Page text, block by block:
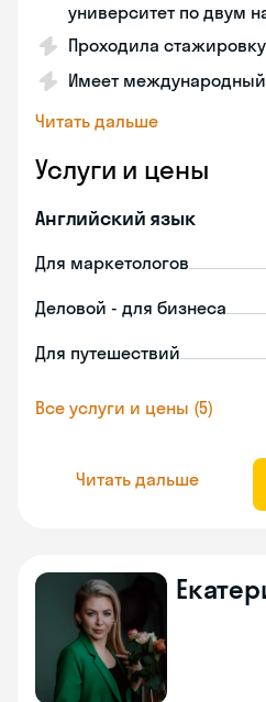
университет по двум
Проходила
Имеет международный
Читать дальше
Услуги и цены
Английский язык
Для маркетологов
Деловой - для бизнеса
Для путешествий
Все услуги и цены (5)
Читать дальше